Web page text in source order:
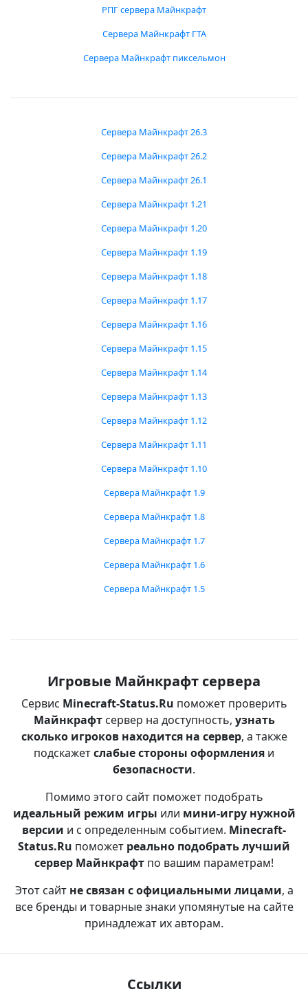
РПГ сервера Майнкрафт
Сервера Майнкрафт ГТА
Сервера Майнкрафт пиксельмон
Сервера Майнкрафт 26.3
Сервера Майнкрафт 26.2
Сервера Майнкрафт 26.1
Сервера Майнкрафт 1.21
Сервера Майнкрафт 1.20
Сервера Майнкрафт 1.19
Сервера Майнкрафт 1.18
Сервера Майнкрафт 1.17
Сервера Майнкрафт 1.16
Сервера Майнкрафт 1.15
Сервера Майнкрафт 1.14
Сервера Майнкрафт 1.13
Сервера Майнкрафт 1.12
Сервера Майнкрафт 1.11
Сервера Майнкрафт 1.10
Сервера Майнкрафт 1.9
Сервера Майнкрафт 1.8
Сервера Майнкрафт 1.7
Сервера Майнкрафт 1.6
Сервера Майнкрафт 1.5
Игровые Майнкрафт сервера
Сервис Minecraft-Status.Ru поможет проверить
Майнкрафтсервер на доступность, узнать
сколько игроков находится на сервер, а также
подскажетслабые стороны оформления и
безопасности.
Помимо этого сайт поможет подобрать
идеальный режим игры или мини-игру нужной
версии и с определенным событием. Minecraft-
Status.Ru поможет реально подобрать лучший
сервер Майнкрафт по вашим параметрам!
Этот сайт не связан с официальными лицами, а
все бренды и товарные знаки упомянутые на сайте
принадлежат их авторам.
Ссылки